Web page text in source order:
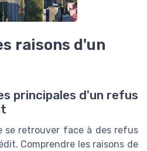
raisons d'un
principales d'un refus
retrouver face à des refus
Comprendre les raisons de